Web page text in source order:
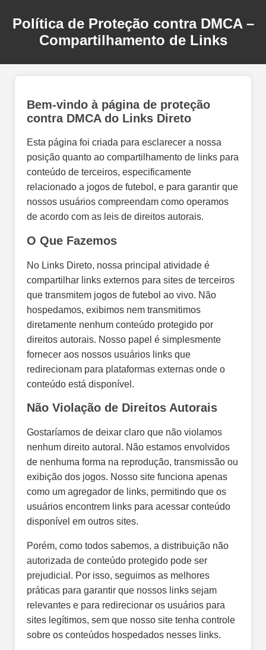
Política de Proteção contra DMCA –
Compartilhamento de Links
Bem-vindo à página de proteção
contra DMCA do Links Direto
Esta página foi criada para esclarecer a nossa
posição quanto ao compartilhamento de links para
conteúdo de terceiros, especificamente
relacionado a jogos de futebol, e para garantir que
nossos usuários compreendam como operamos
de acordo com as leis de direitos autorais.
O Que Fazemos
No Links Direto, nossa principal atividade é
compartilhar links externos para sites de terceiros
que transmitem jogos de futebol ao vivo. Não
hospedamos, exibimos nem transmitimos
diretamente nenhum conteúdo protegido por
direitos autorais. Nosso papel é simplesmente
fornecer aos nossos usuários links que
redirecionam para plataformas externas onde o
conteúdo está disponível.
Não Violação de Direitos Autorais
Gostaríamos de deixar claro que não violamos
nenhum direito autoral. Não estamos envolvidos
de nenhuma forma na reprodução, transmissão ou
exibição dos jogos. Nosso site funciona apenas
como um agregador de links, permitindo que os
usuários encontrem links para acessar conteúdo
disponível em outros sites.
Porém, como todos sabemos, a distribuição não
autorizada de conteúdo protegido pode ser
prejudicial. Por isso, seguimos as melhores
práticas para garantir que nossos links sejam
relevantes e para redirecionar os usuários para
sites legítimos, sem que nosso site tenha controle
sobre os conteúdos hospedados nesses links.